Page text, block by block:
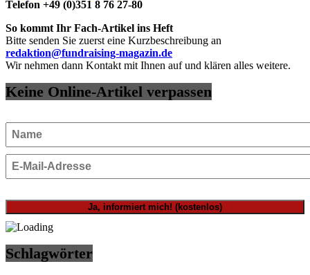
Telefon +49 (0)351 8 76 27-80
So kommt Ihr Fach-Artikel ins Heft
Bitte senden Sie zuerst eine Kurzbeschreibung an
redaktion@fundraising-magazin.de
Wir nehmen dann Kontakt mit Ihnen auf und klären alles weitere.
Keine Online-Artikel verpassen
Schlagwörter